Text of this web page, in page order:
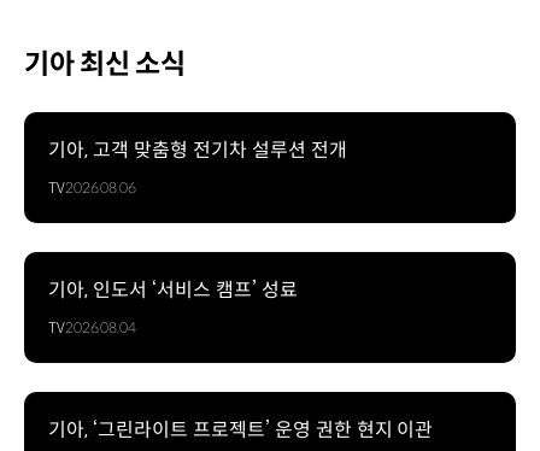
기아 최신 소식
기아, 고객 맞춤형 전기차 설루션 전개
TV2026.08.06
기아, 인도서 ‘서비스 캠프’ 성료
TV2026.08.04
기아, ‘그린라이트 프로젝트’ 운영 권한 현지 이관